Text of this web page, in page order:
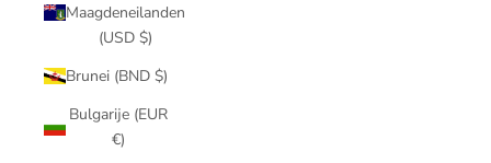
Maagdeneilanden
(USD $)
Brunei (BND $)
Bulgarije (EUR
€)